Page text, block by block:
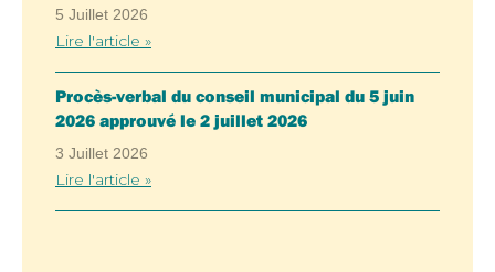
5 Juillet 2026
Lire l'article »
Procès-verbal du conseil municipal du 5 juin
2026 approuvé le 2 juillet 2026
3 Juillet 2026
Lire l'article »